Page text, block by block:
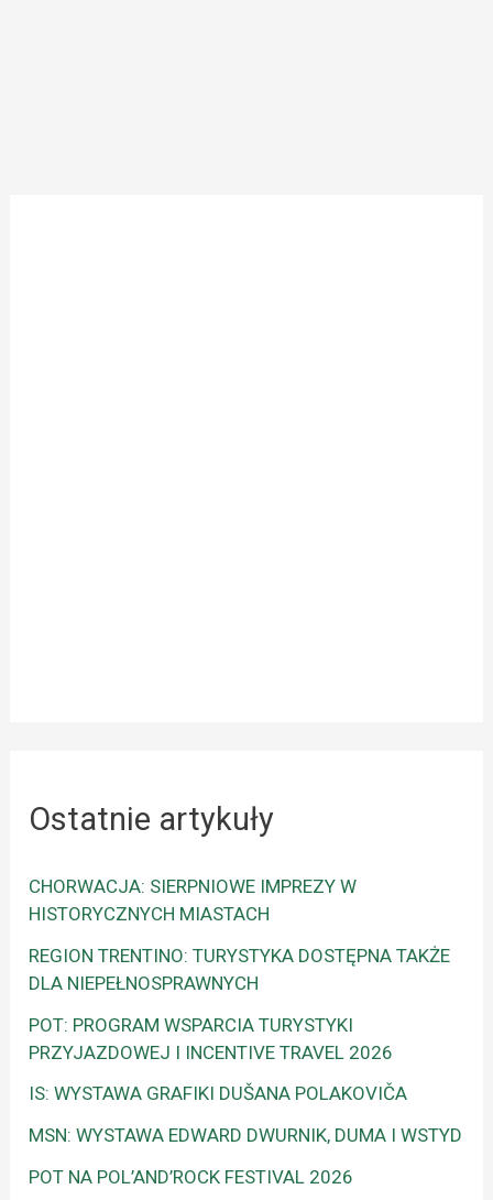
Ostatnie artykuły
CHORWACJA: SIERPNIOWE IMPREZY W
HISTORYCZNYCH MIASTACH
REGION TRENTINO: TURYSTYKA DOSTĘPNA TAKŻE
DLA NIEPEŁNOSPRAWNYCH
POT: PROGRAM WSPARCIA TURYSTYKI
PRZYJAZDOWEJ I INCENTIVE TRAVEL 2026
IS: WYSTAWA GRAFIKI DUŠANA POLAKOVIČA
MSN: WYSTAWA EDWARD DWURNIK, DUMA I WSTYD
POT NA POL’AND’ROCK FESTIVAL 2026